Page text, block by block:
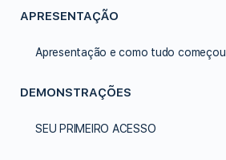
APRESENTAÇÃO
Apresentação e como tudo começou
DEMONSTRAÇÕES
SEU PRIMEIRO ACESSO